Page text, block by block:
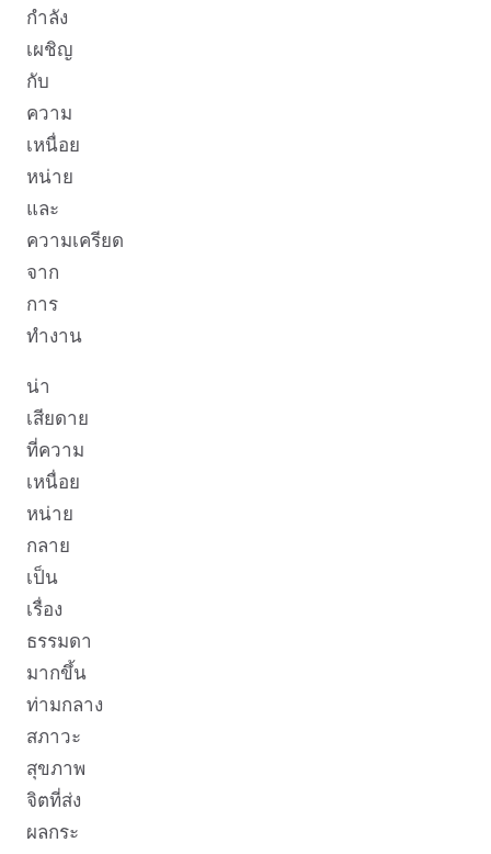
กำลัง
เผชิญ
กับ
ความ
เหนื่อย
หน่าย
และ
ความเครียด
จาก
การ
ทำงาน
น่า
เสียดาย
ที่ความ
เหนื่อย
หน่าย
กลาย
เป็น
เรื่อง
ธรรมดา
มากขึ้น
ท่ามกลาง
สภาวะ
สุขภาพ
จิตที่ส่ง
ผลกระ